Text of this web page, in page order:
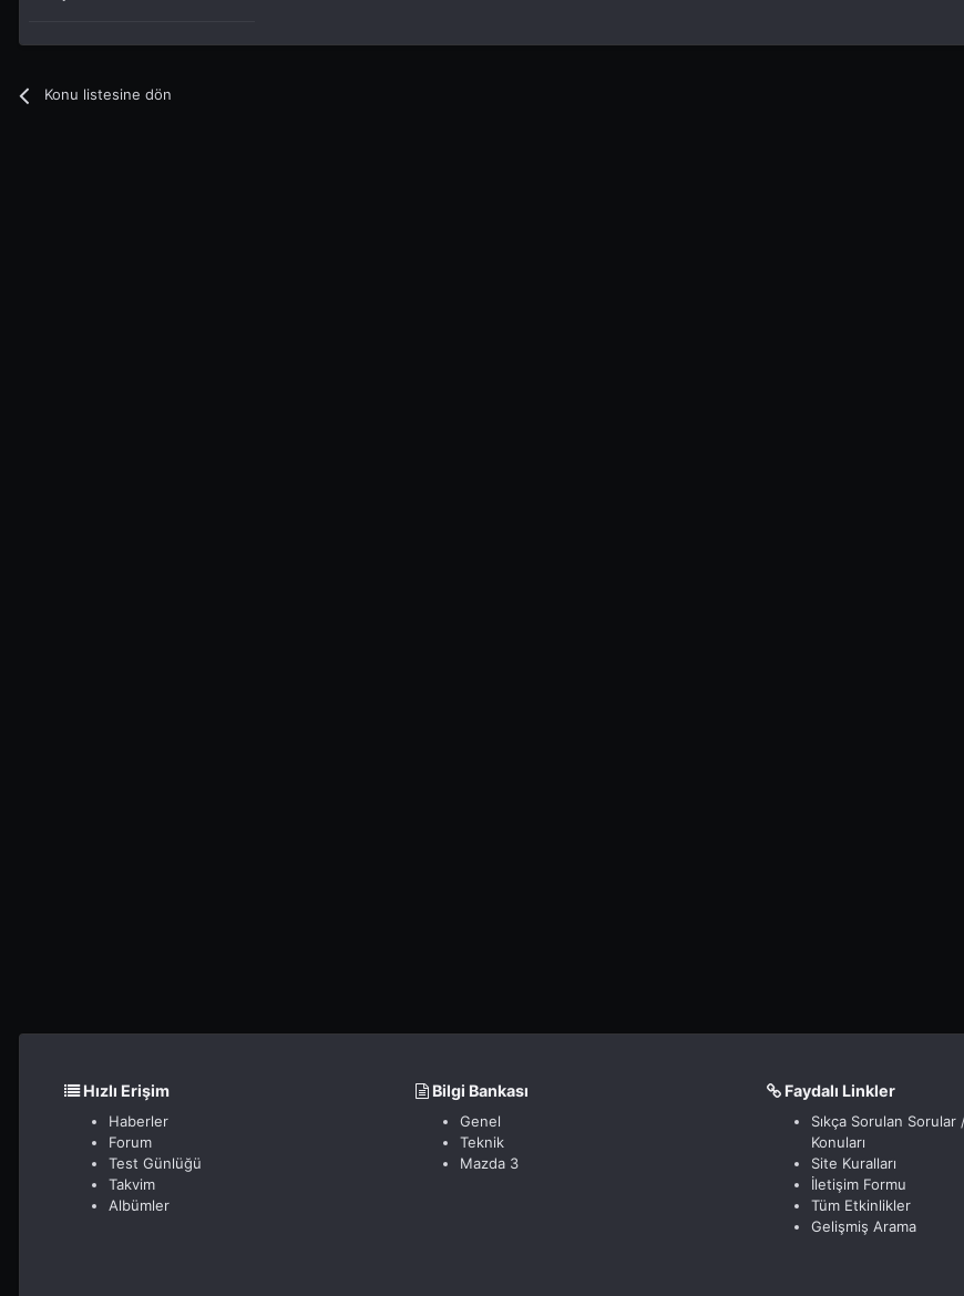
Konu listesine dön
Hızlı Erişim
Haberler
Forum
Test Günlüğü
Takvim
Albümler
Bilgi Bankası
Genel
Teknik
Mazda 3
Faydalı Linkler
Sıkça Sorulan Sorular
Konuları
Site Kuralları
İletişim Formu
Tüm Etkinlikler
Gelişmiş Arama